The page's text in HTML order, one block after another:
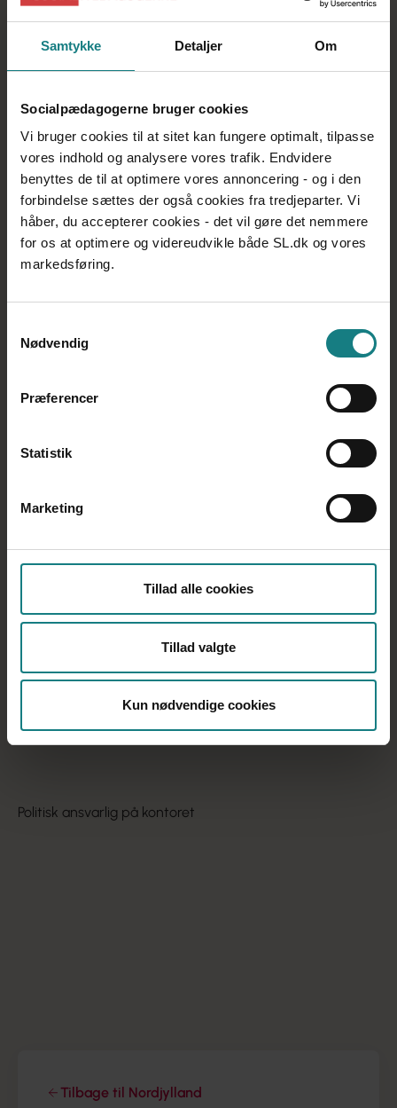
Samtykke Detaljer Om
Socialpædagogerne bruger cookies
Vi bruger cookies til at sitet kan fungere optimalt, tilpasse
vores indhold og analysere vores trafik. Endvidere
benyttes de til at optimere vores annoncering - og i den
forbindelse sættes der også cookies fra tredjeparter. Vi
håber, du accepterer cookies - det vil gøre det nemmere
for os at optimere og videreudvikle både SL.dk og vores
markedsføring.
Nødvendig
Præferencer
Statistik
Marketing
Tillad alle cookies
Tillad valgte
Kun nødvendige cookies
version eller som selvstændige kapitler.
Håndbogen er senest opdateret i januar 2020.
Læs håndbogen her
Politisk ansvarlig på kontoret
Tilbage til Nordjylland